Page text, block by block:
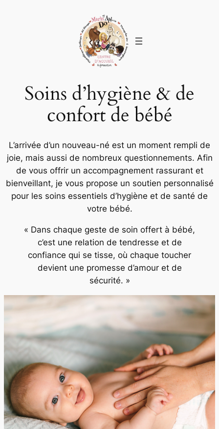
Soins d’hygiène & de
confort de bébé
L’arrivée d’un nouveau-né est un moment rempli de
joie, mais aussi de nombreux questionnements. Afin
de vous offrir un accompagnement rassurant et
bienveillant, je vous propose un soutien personnalisé
pour les soins essentiels d’hygiène et de santé de
votre bébé.
« Dans chaque geste de soin offert à bébé,
c’est une relation de tendresse et de
confiance qui se tisse, où chaque toucher
devient une promesse d’amour et de
sécurité. »